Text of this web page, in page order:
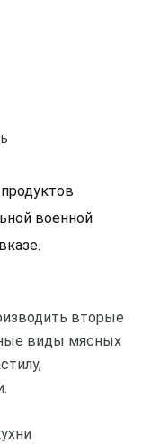
военной
вторые
виды мясных